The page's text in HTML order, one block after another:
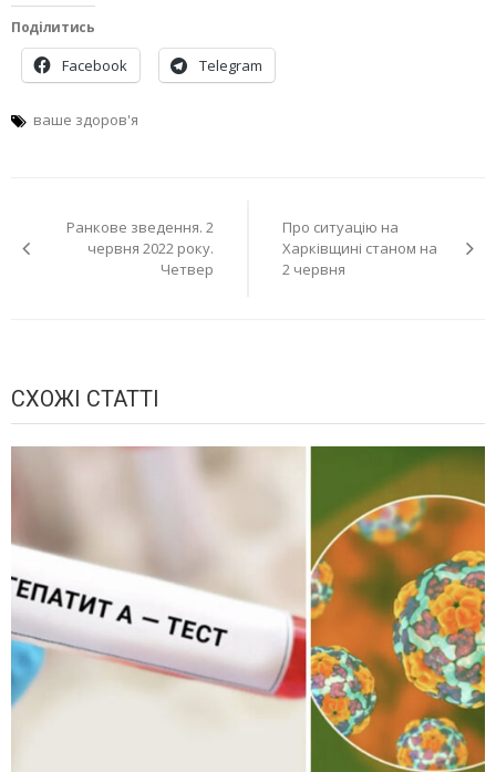
Поділитись
Facebook Telegram
ваше здоров'я
записів
Ранкове зведення. 2
червня 2022 року.
Четвер
Про ситуацію на
Харківщині станом на
2 червня
СХОЖІ СТАТТІ